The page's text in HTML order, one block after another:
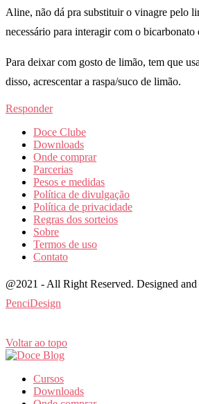
Aline, não dá pra substituir o vinagre pelo
necessário para interagir com o bicarbonato
Para deixar com gosto de limão, tem que
disso, acrescentar a raspa/suco de limão.
Responder
Doce Clube
Downloads
Onde comprar
Parcerias
Pesos e medidas
Política de divulgação
Política de privacidade
Regras dos sorteios
Sobre
Termos de uso
Contato
@2021 - All Right Reserved. Designed
PenciDesign
Voltar ao topo
Cursos
Downloads